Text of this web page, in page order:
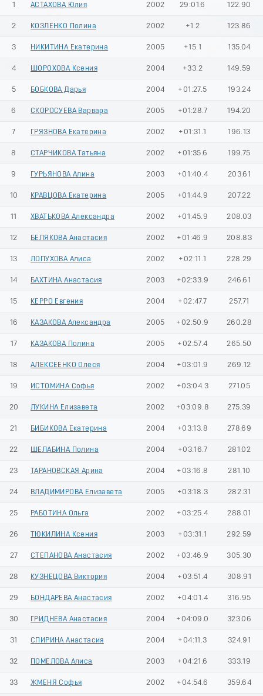
1 АСТАХОВА Юлия 2002 29:01.6 122.90
2 КОЗЛЕНКО Полина 2002 +1.2 123.86
3 НИКИТИНА Екатерина 2005 +15.1 135.04
4 ШОРОХОВА Ксения 2004 +33.2 149.59
5 БОБКОВА Дарья 2004 +01:27.5 193.24
6 СКОРОСУЕВА Варвара 2005 +01:28.7 194.20
7 ГРЯЗНОВА Екатерина 2002 +01:31.1 196.13
8 СТАРЧИКОВА Татьяна 2002 +01:35.6 199.75
9 ГУРЬЯНОВА Алина 2003 +01:40.4 203.61
10 КРАВЦОВА Екатерина 2005 +01:44.9 207.22
11 ХВАТЬКОВА Александра 2002 +01:45.9 208.03
12 БЕЛЯКОВА Анастасия 2002 +01:46.9 208.83
13 ЛОПУХОВА Алиса 2002 +02:11.1 228.29
14 БАХТИНА Анастасия 2003 +02:33.9 246.61
15 КЕРРО Евгения 2004 +02:47.7 257.71
16 КАЗАКОВА Александра 2005 +02:50.9 260.28
17 КАЗАКОВА Полина 2005 +02:57.4 265.50
18 АЛЕКСЕЕНКО Олеся 2004 +03:01.9 269.12
19 ИСТОМИНА Софья 2002 +03:04.3 271.05
20 ЛУКИНА Елизавета 2002 +03:09.8 275.39
21 БИБИКОВА Екатерина 2004 +03:13.8 278.69
22 ШЕЛАБИНА Полина 2004 +03:16.7 281.02
23 ТАРАНОВСКАЯ Арина 2004 +03:16.8 281.10
24 ВЛАДИМИРОВА Елизавета 2005 +03:18.3 282.31
25 РАБОТИНА Ольга 2002 +03:25.4 288.01
26 ТЮКИЛИНА Ксения 2003 +03:31.1 292.59
27 СТЕПАНОВА Анастасия 2002 +03:46.9 305.30
28 КУЗНЕЦОВА Виктория 2004 +03:51.4 308.91
29 БОНДАРЕВА Анастасия 2002 +04:01.4 316.95
30 ГРИДНЕВА Анастасия 2004 +04:09.0 323.06
31 СПИРИНА Анастасия 2004 +04:11.3 324.91
32 ПОМЕЛОВА Алиса 2003 +04:21.6 333.19
33 ЖМЕНЯ Софья 2002 +04:54.6 359.64